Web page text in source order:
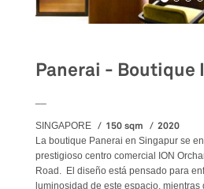
Panerai - Boutique
SINGAPORE 150 sqm 2020
La boutique Panerai en Singapur se
prestigioso centro comercial ION
Road. El diseño está pensado para
luminosidad de este espacio,